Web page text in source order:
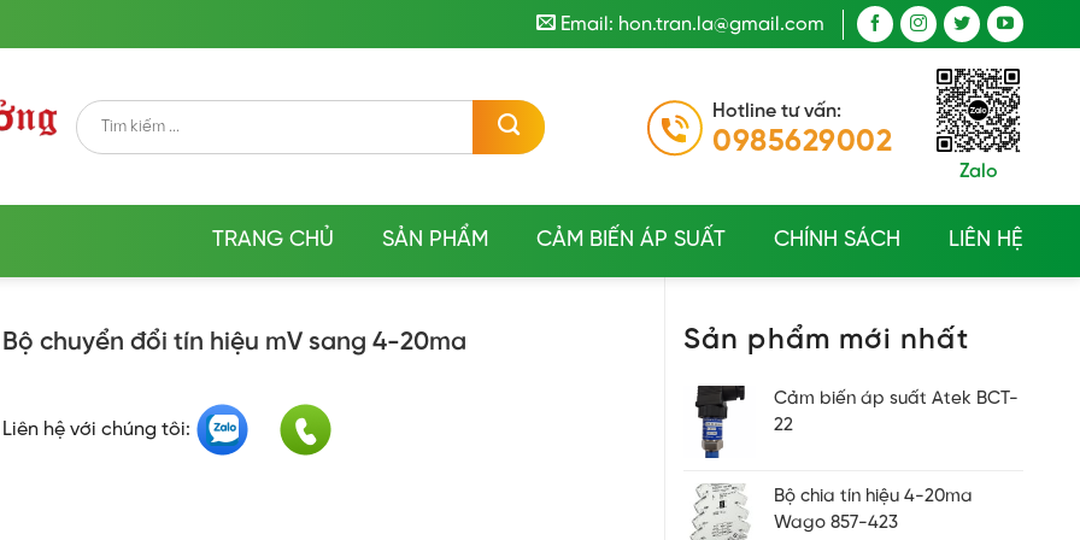
Email: hon.tran.la@gmail.com
Tìm
kiếm:
Hotline tư vấn:
0985629002
Zalo
TRANG CHỦ SẢN PHẨM CẢM BIẾN ÁP SUẤT CHÍNH SÁCH LIÊN HỆ
Sản phẩm mới nhất
Cảm biến áp suất Atek BCT-
22
Bộ chia tín hiệu 4-20ma
Wago 857-423
Bộ chuyển đổi tín hiệu mV sang 4-20ma
Liên hệ với chúng tôi: